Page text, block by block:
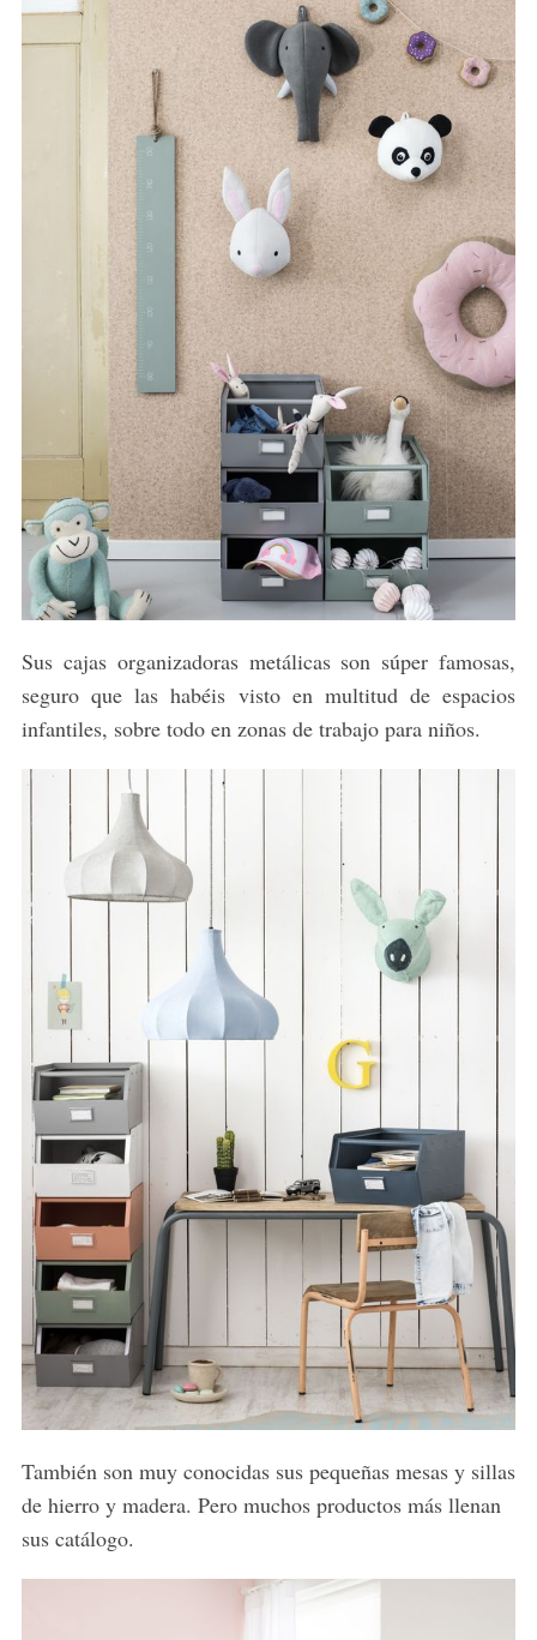
Sus cajas organizadoras metálicas son súper famosas,
seguro que las habéis visto en multitud de espacios
infantiles, sobre todo en zonas de trabajo para niños.
También son muy conocidas sus pequeñas mesas y sillas
de hierro y madera. Pero muchos productos más llenan
sus catálogo.